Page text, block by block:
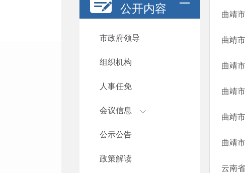
公开内容
市政府领导
组织机构
人事任免
会议信息
公示公告
政策解读
曲靖
曲靖
曲靖
曲靖
曲靖
曲靖
云南